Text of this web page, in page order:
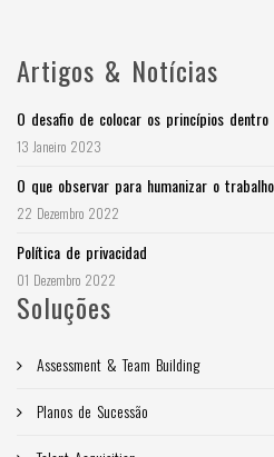
Artigos & Notícias
O desafio de colocar os princípios
13 Janeiro 2023
O que observar para humanizar o
22 Dezembro 2022
Política de privacidad
01 Dezembro 2022
Soluções
Assessment & Team Building
Planos de Sucessão